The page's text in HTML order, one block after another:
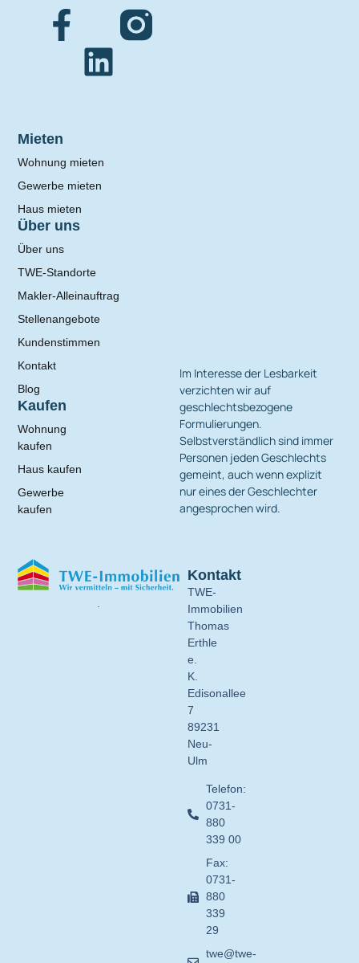
Im Interesse der Lesbarkeit
verzichten wir auf
geschlechtsbezogene
Formulierungen.
Selbstverständlich sind immer
Personen jeden Geschlechts
gemeint, auch wenn explizit
nur eines der Geschlechter
angesprochen wird.
Kontakt
TWE-
Immobilien
Thomas
Erthle
e.
K.
Edisonallee
7
89231
Neu-
Ulm
Telefon:
0731-
880
339 00
Fax:
0731-
880
339
29
twe@twe-
Mieten
Wohnung mieten
Gewerbe mieten
Haus mieten
Über uns
Über uns
TWE-Standorte
Makler-Alleinauftrag
Stellenangebote
Kundenstimmen
Kontakt
Blog
Kaufen
Wohnung
kaufen
Haus kaufen
Gewerbe
kaufen